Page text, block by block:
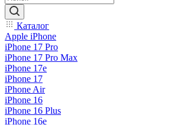
Каталог
Apple iPhone
iPhone 17 Pro
iPhone 17 Pro Max
iPhone 17e
iPhone 17
iPhone Air
iPhone 16
iPhone 16 Plus
iPhone 16e